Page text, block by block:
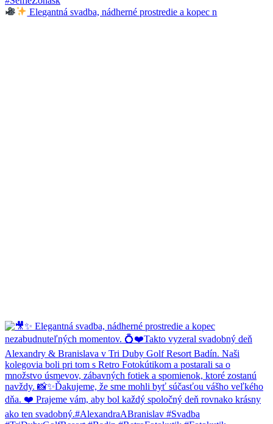
Elegantná svadba, nádherné prostredie a kopec n